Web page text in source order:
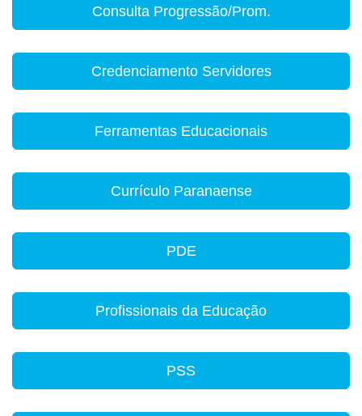
Consulta Progressão/Prom.
Credenciamento Servidores
Ferramentas Educacionais
Currículo Paranaense
PDE
Profissionais da Educação
PSS